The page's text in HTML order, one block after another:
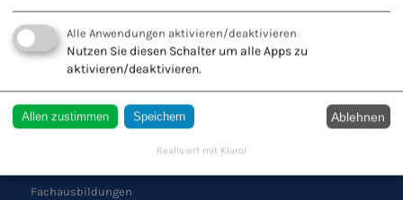
Fax: 0203 553328
QUICK LINKS
Fachausbildungen
Alle Anwendungen aktivieren/deaktivieren
Nutzen Sie diesen Schalter um alle Apps zu
aktivieren/deaktivieren.
Allen zustimmen Speichern Ablehnen
Realisiert mit Klaro!